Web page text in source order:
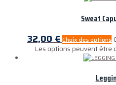
Sweat
32,00€ Choix des options
Les options peuvent être